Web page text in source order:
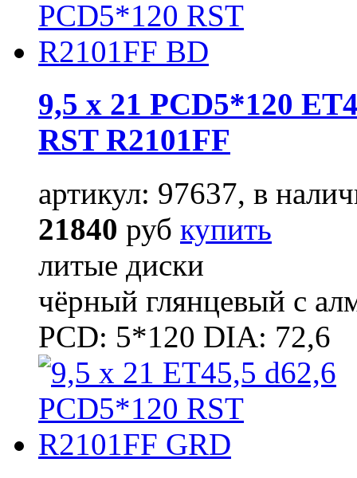
9,5 x 21 PCD5*120
RST R2101FF
артикул: 97637, в
21840 руб купить
литые диски
чёрный глянцевый с
PCD: 5*120 DIA: 72,6